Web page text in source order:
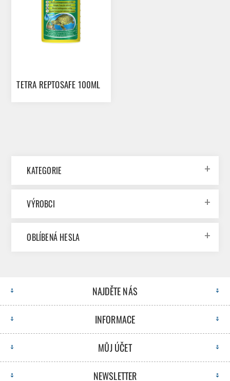
TETRA REPTOSAFE 100ML
KATEGORIE
VÝROBCI
OBLÍBENÁ HESLA
NAJDĚTE NÁS
INFORMACE
MŮJ ÚČET
NEWSLETTER